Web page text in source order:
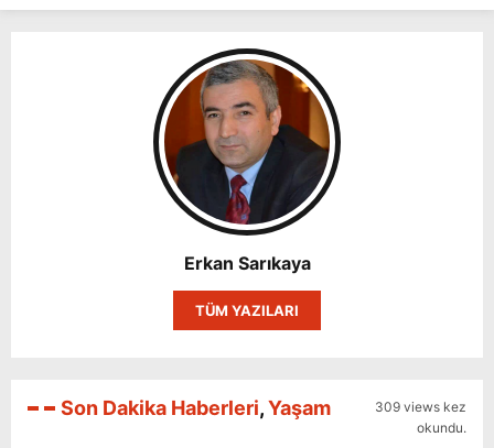
Erkan Sarıkaya
TÜM YAZILARI
Son Dakika Haberleri,Yaşam
309 views kez
okundu.